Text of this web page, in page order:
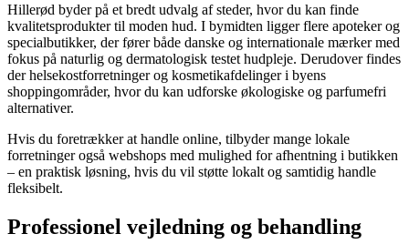
Hillerød byder på et bredt udvalg af steder, hvor du kan finde
kvalitetsprodukter til moden hud. I bymidten ligger flere apoteker og
specialbutikker, der fører både danske og internationale mærker med
fokus på naturlig og dermatologisk testet hudpleje. Derudover findes
der helsekostforretninger og kosmetikafdelinger i byens
shoppingområder, hvor du kan udforske økologiske og parfumefri
alternativer.
Hvis du foretrækker at handle online, tilbyder mange lokale
forretninger også webshops med mulighed for afhentning i butikken
– en praktisk løsning, hvis du vil støtte lokalt og samtidig handle
fleksibelt.
Professionel vejledning og behandling